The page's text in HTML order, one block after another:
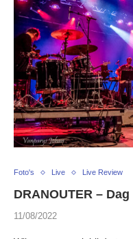
Foto's Live Live Review
DRANOUTER –
11/08/2022